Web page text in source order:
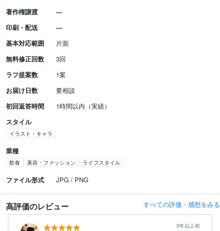
著作権譲渡
印刷・配送
基本対応範囲
片面
無料修正回数
3回
ラフ提案数
1案
お届け日数
要相談
初回返答時間
1時間以内（実績）
スタイル
イラスト・キャラ
業種
飲食 美容・ファッション ライフスタイル
ファイル形式 JPG / PNG
高評価のレビュー すべての評価・感想をみる
3年以上前